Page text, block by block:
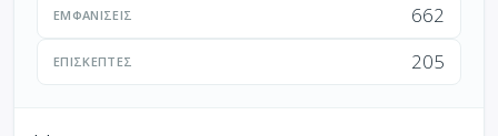
ΕΜΦΑΝΊΣΕΙΣ 662
ΕΠΙΣΚΈΠΤΕΣ 205